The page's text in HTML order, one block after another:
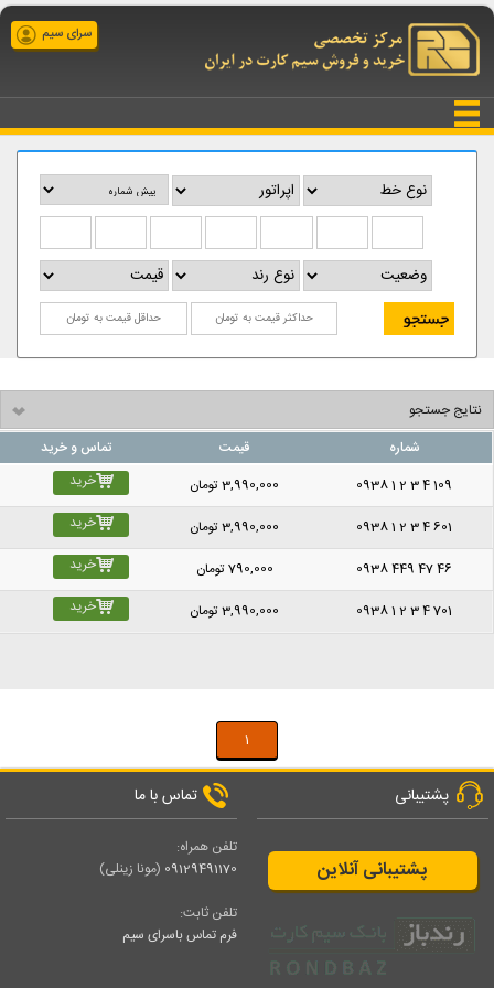
سرای سیم
نتایج جستجو
شماره
قیمت
تماس و خرید
0938 1 2 3 4 109
3,990,000تومان خرید
0938 1 2 3 4 601
3,990,000تومان خرید
0938 449 47 46
790,000تومان خرید
0938 1 2 3 4 701
3,990,000تومان خرید
1
پشتیبانی
پشتیبانی آنلاین
تماس با ما
تلفن همراه:
09129491170 (مونا زینلی)
تلفن ثابت:
فرم تماس باسرای سیم